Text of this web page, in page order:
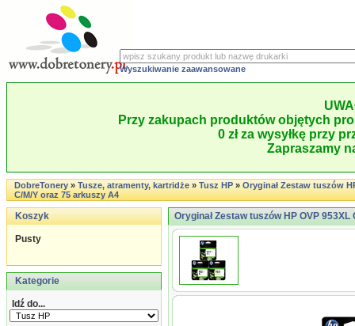
Wyszukiwanie zaawansowane
Przy zakupach produktów objętych
0 zł za wysyłkę przy
Zapraszamy
DobreTonery»Tusze, atramenty, kartridże»Tusz HP»Oryginał Zestaw tuszów
C/M/Y oraz 75 arkuszy A4
Koszyk
Pusty
Kategorie
Idź do...
Oryginał Zestaw tuszów HP OVP